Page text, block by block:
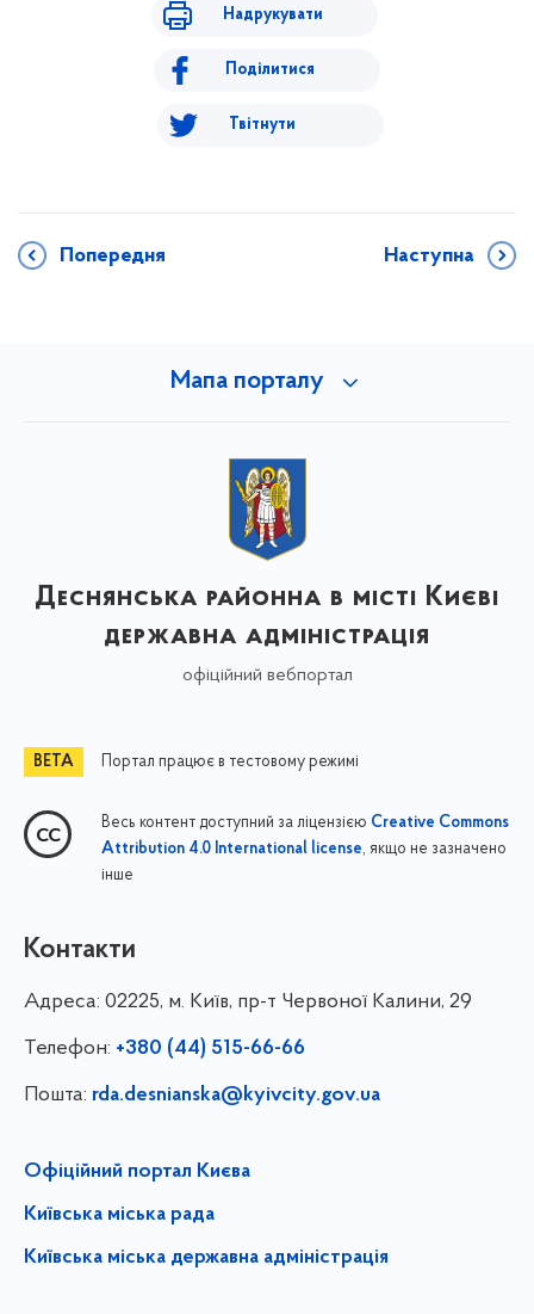
Надрукувати
Поділитися
Твітнути
Попередня Наступна
Мапа порталу
Деснянська районна в місті Києві
державна адміністрація
офіційний вебпортал
Портал працює в тестовому режимі
Весь контент доступний за ліцензією Creative Commons
Attribution 4.0 International license, якщо не зазначено
інше
Контакти
Адреса: 02225, м. Київ, пр-т Червоної Калини, 29
Телефон: +380 (44) 515-66-66
Пошта: rda.desnianska@kyivcity.gov.ua
Офіційний портал Києва
Київська міська рада
Київська міська державна адміністрація